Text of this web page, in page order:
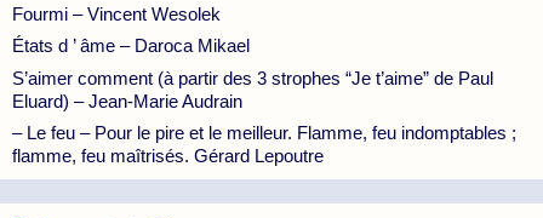
Fourmi – Vincent Wesolek
États d ’ âme – Daroca Mikael
S’aimer comment (à partir des 3 strophes “Je t’aime” de Paul
Eluard) – Jean-Marie Audrain
– Le feu – Pour le pire et le meilleur. Flamme, feu indomptables ;
flamme, feu maîtrisés. Gérard Lepoutre